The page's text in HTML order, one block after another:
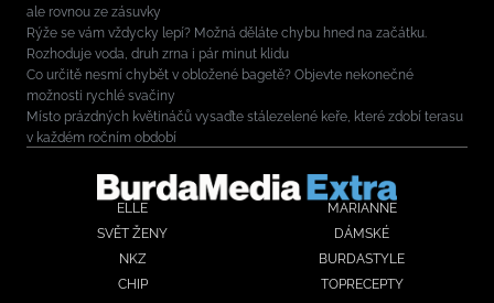
ale rovnou ze zásuvky
Rýže se vám vždycky lepí? Možná děláte chybu hned na začátku.
Rozhoduje voda, druh zrna i pár minut klidu
Co určitě nesmí chybět v obložené bagetě? Objevte nekonečné
možnosti rychlé svačiny
Místo prázdných květináčů vysaďte stálezelené keře, které zdobí terasu
v každém ročním období
ELLE
MARIANNE
SVĚT ŽENY
DÁMSKÉ
NKZ
BURDASTYLE
CHIP
TOPRECEPTY